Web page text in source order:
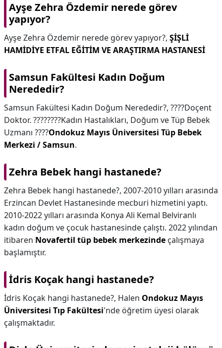
Ayşe Zehra Özdemir nerede görev
yapıyor?
Ayşe Zehra Özdemir nerede görev yapıyor?, ŞİŞLİ
HAMİDİYE ETFAL EĞİTİM VE ARAŞTIRMA HASTANESİ
Samsun Fakültesi Kadın Doğum
Nerededir?
Samsun Fakültesi Kadın Doğum Nerededir?, ????Doçent
Doktor. ????‍????Kadın Hastalıkları, Doğum ve Tüp Bebek
Uzmanı ????Ondokuz Mayıs Üniversitesi Tüp Bebek
Merkezi / Samsun.
Zehra Bebek hangi hastanede?
Zehra Bebek hangi hastanede?, 2007-2010 yılları arasında
Erzincan Devlet Hastanesinde mecburi hizmetini yaptı.
2010-2022 yılları arasında Konya Ali Kemal Belviranlı
kadın doğum ve çocuk hastanesinde çalıştı. 2022 yılından
itibaren Novafertil tüp bebek merkezinde çalışmaya
başlamıştır.
İdris Koçak hangi hastanede?
İdris Koçak hangi hastanede?, Halen Ondokuz Mayıs
Üniversitesi Tıp Fakültesi'nde öğretim üyesi olarak
çalışmaktadır.